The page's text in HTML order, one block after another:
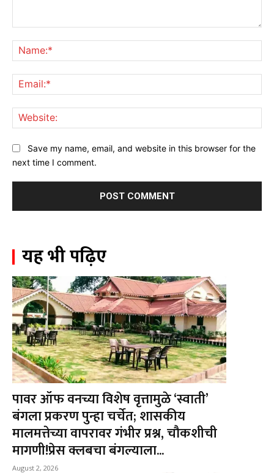
Save my name, email, and website in this browser for the
next time I comment.
यह भी पढ़िए
पावर ऑफ वनच्या विशेष वृत्तामुळे ‘स्वाती’
बंगला प्रकरण पुन्हा चर्चेत; शासकीय
मालमत्तेच्या वापरावर गंभीर प्रश्न, चौकशीची
मागणी!प्रेस क्लबचा बंगल्याला...
August 2, 2026